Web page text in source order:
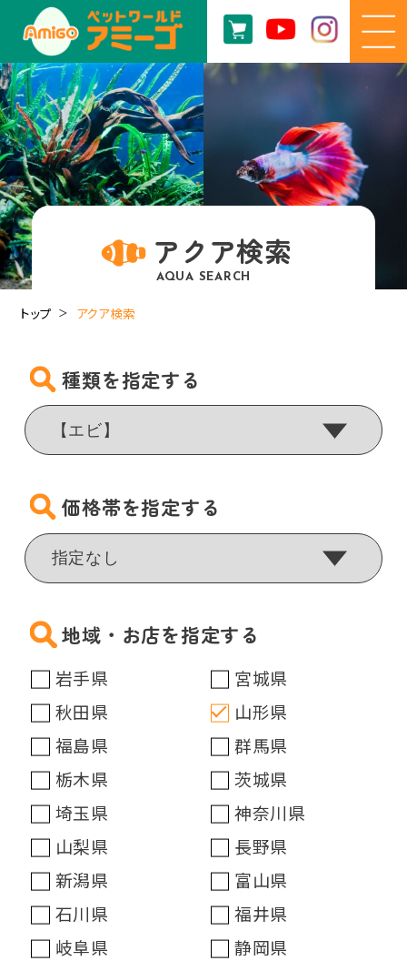
アクア検索
AQUA SEARCH
トップ アクア検索
種類を指定する
価格帯を指定する
地域・お店を指定する
岩手県
宮城県
秋田県
山形県
福島県
群馬県
栃木県
茨城県
埼玉県
神奈川県
山梨県
長野県
新潟県
富山県
石川県
福井県
岐阜県
静岡県